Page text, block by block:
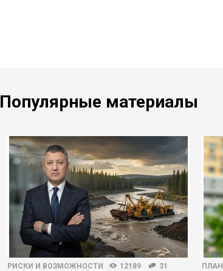
Популярные материалы
РИСКИ И ВОЗМОЖНОСТИ 12189 31